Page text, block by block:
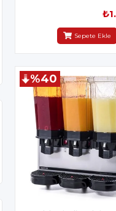
Sepete Ekle
%40